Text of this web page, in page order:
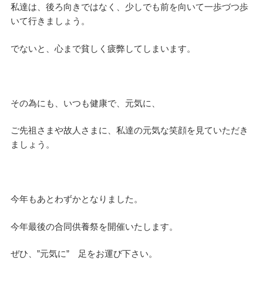
私達は、後ろ向きではなく、少しでも前を向いて一歩づつ歩
いて行きましょう。
でないと、心まで貧しく疲弊してしまいます。
その為にも、いつも健康で、元気に、
ご先祖さまや故人さまに、私達の元気な笑顔を見ていただき
ましょう。
今年もあとわずかとなりました。
今年最後の合同供養祭を開催いたします。
ぜひ、”元気に” 足をお運び下さい。